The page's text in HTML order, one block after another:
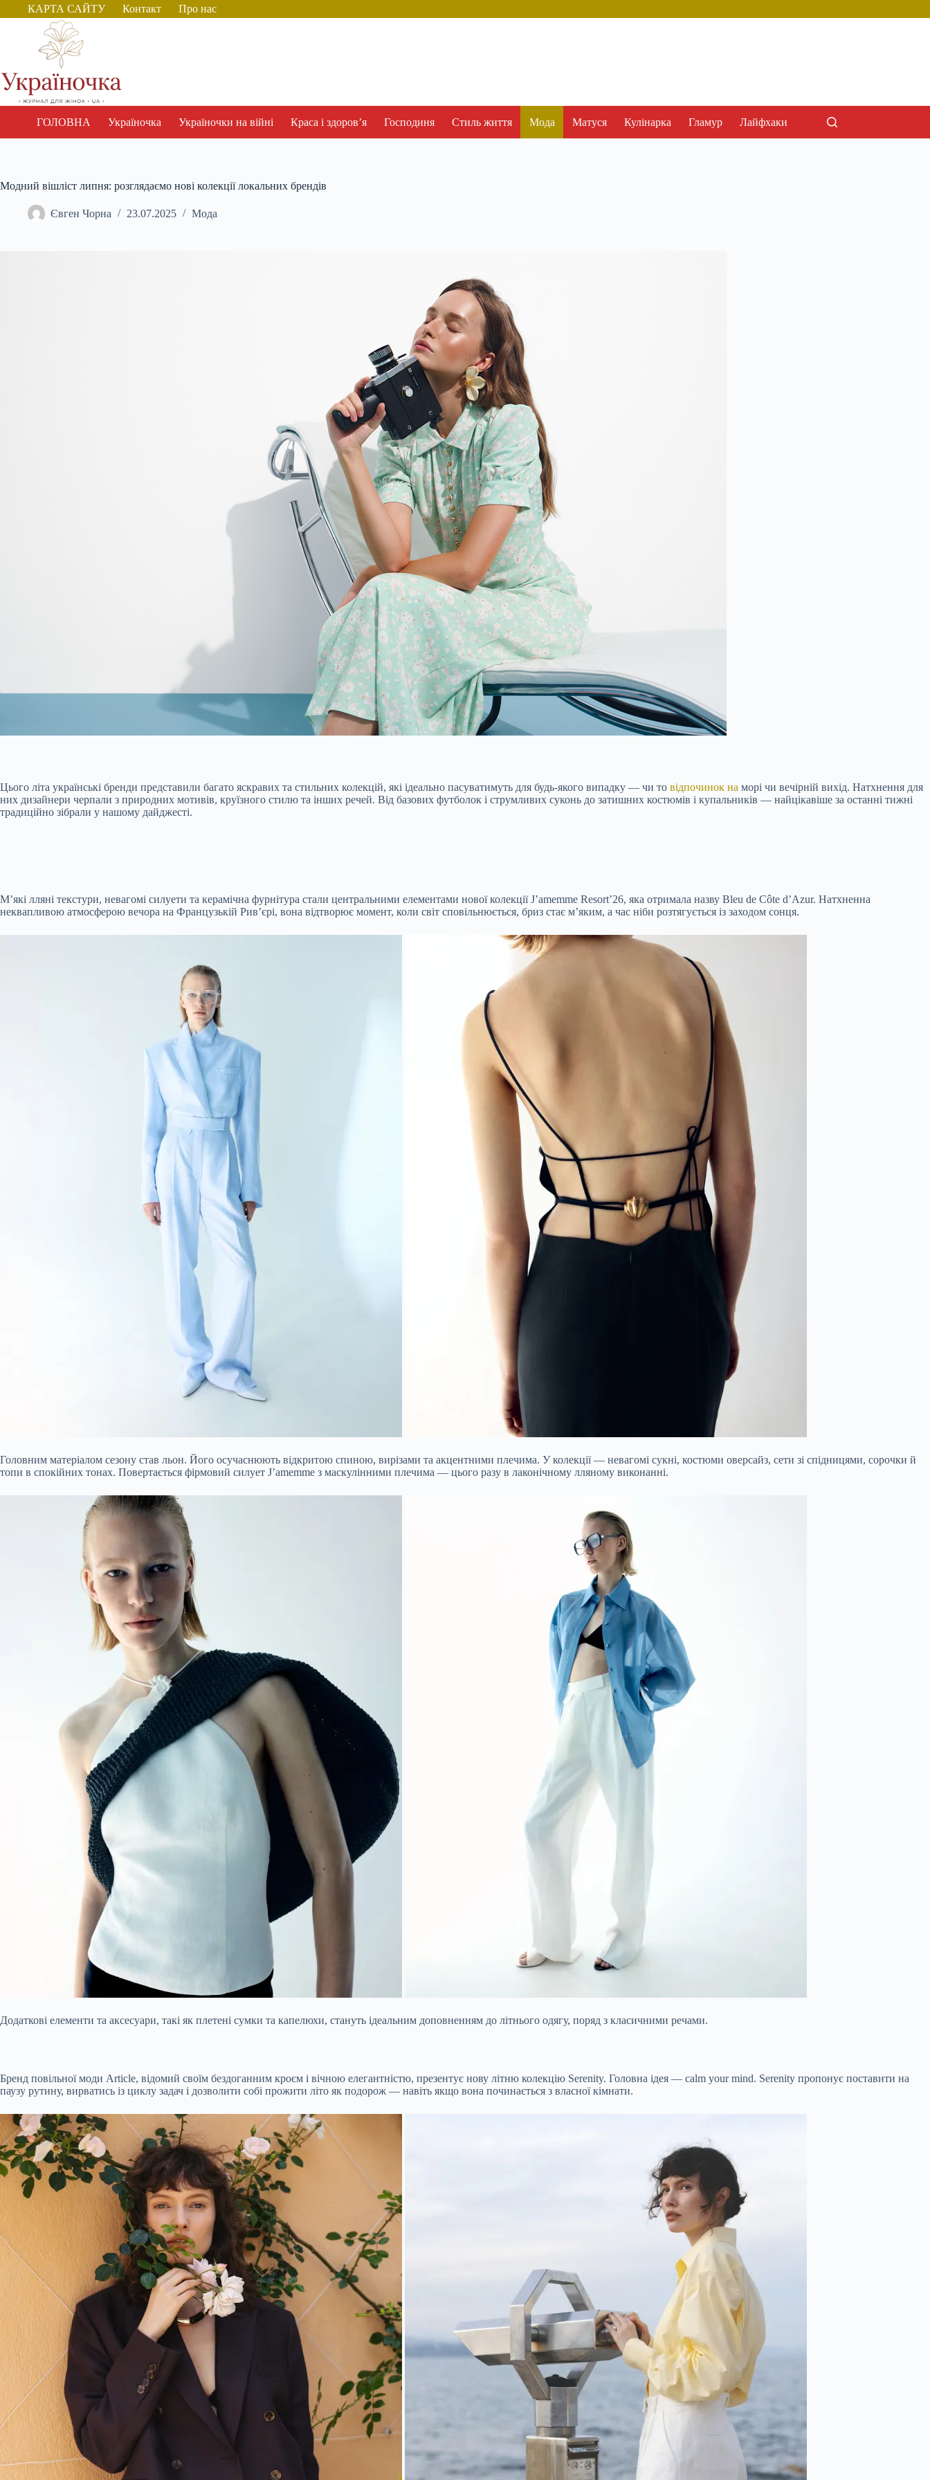
Перейти
до
КАРТА САЙТУ Контакт Про нас
ГОЛОВНА Україночка Україночки на війні Краса і здоров’я Господиня Стиль життя Мода Матуся Кулінарка Гламур Лайфхаки
Модний вішліст липня: розглядаємо нові колекції локальних брендів
Євген Чорна 23.07.2025 Мода
Цього літа українські бренди представили багато яскравих та стильних колекцій, які ідеально пасуватимуть для будь-якого випадку — чи то відпочинок на морі чи вечірній вихід. Натхнення для
них дизайнери черпали з природних мотивів, круїзного стилю та інших речей. Від базових футболок і струмливих суконь до затишних костюмів і купальників — найцікавіше за останні тижні
традиційно зібрали у нашому дайджесті.
Мʼякі лляні текстури, невагомі силуети та керамічна фурнітура стали центральними елементами нової колекції J’amemme Resort’26, яка отримала назву Bleu de Côte d’Azur. Натхненна
неквапливою атмосферою вечора на Французькій Рив’єрі, вона відтворює момент, коли світ сповільнюється, бриз стає м’яким, а час ніби розтягується із заходом сонця.
Головним матеріалом сезону став льон. Його осучаснюють відкритою спиною, вирізами та акцентними плечима. У колекції — невагомі сукні, костюми оверсайз, сети зі спідницями, сорочки й
топи в спокійних тонах. Повертається фірмовий силует J’amemme з маскулінними плечима — цього разу в лаконічному лляному виконанні.
Додаткові елементи та аксесуари, такі як плетені сумки та капелюхи, стануть ідеальним доповненням до літнього одягу, поряд з класичними речами.
Бренд повільної моди Article, відомий своїм бездоганним кроєм і вічною елегантністю, презентує нову літню колекцію Serenity. Головна ідея — calm your mind. Serenity пропонує поставити на
паузу рутину, вирватись із циклу задач і дозволити собі прожити літо як подорож — навіть якщо вона починається з власної кімнати.